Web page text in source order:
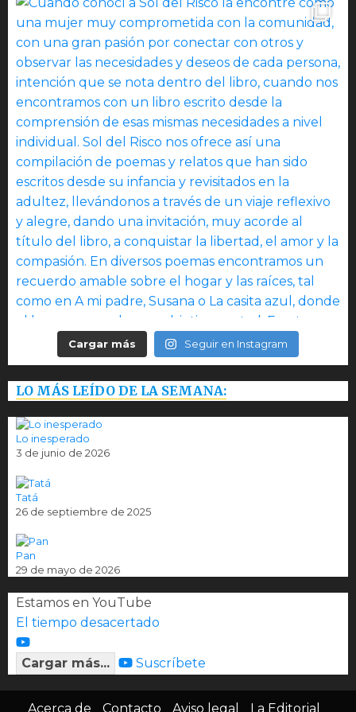
Cargar más Seguir en Instagram
LO MÁS LEÍDO DE LA SEMANA:
Lo inesperado
3 de junio de 2026
Tatá
26 de septiembre de 2025
Pan
29 de mayo de 2026
Estamos en YouTube
El tiempo desacertado
Cargar más... Suscríbete
Acerca de Contacto Aviso legal La Editorial